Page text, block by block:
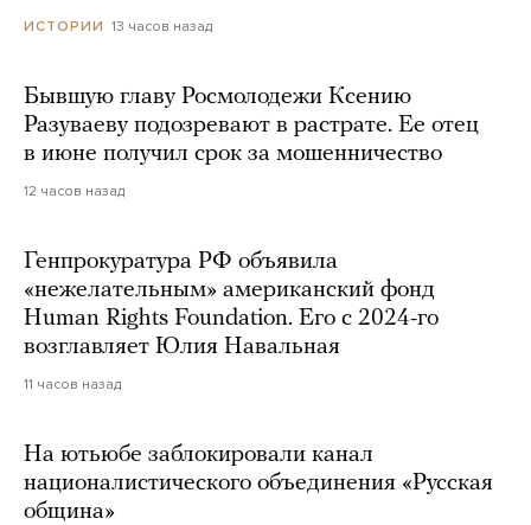
ИСТОРИИ 13 часов назад
Бывшую главу Росмолодежи Ксению
Разуваеву подозревают в растрате. Ее отец
в июне получил срок за мошенничество
12 часов назад
Генпрокуратура РФ объявила
«нежелательным» американский фонд
Human Rights Foundation. Его с 2024-го
возглавляет Юлия Навальная
11 часов назад
На ютьюбе заблокировали канал
националистического объединения «Русская
община»